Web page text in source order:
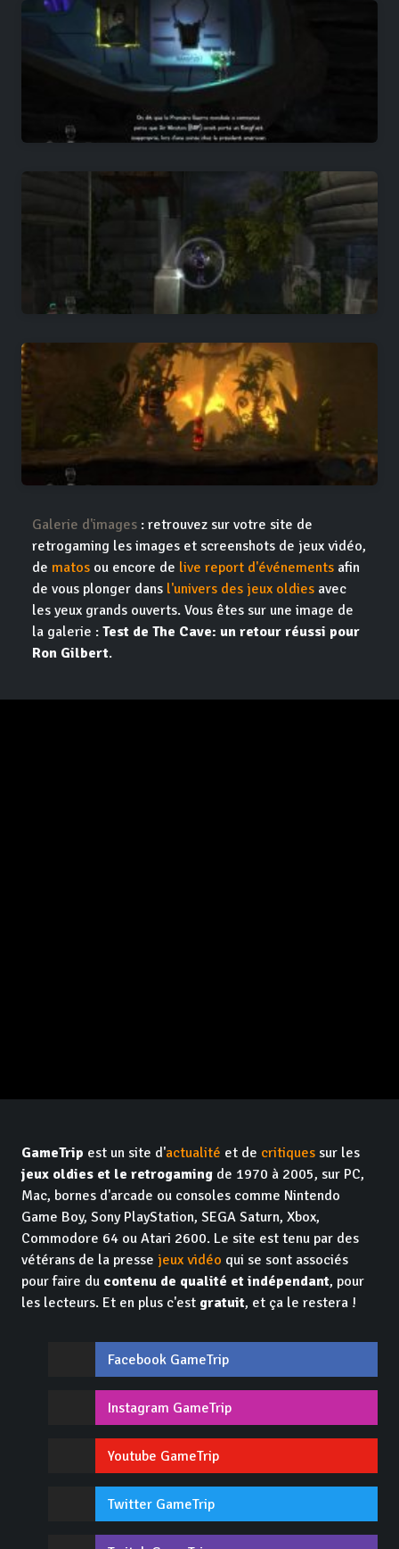
Galerie d'images : retrouvez sur votre site de
retrogaming les images et screenshots de jeux vidéo,
de matos ou encore de live report d'événements afin
de vous plonger dans l'univers des jeux oldies avec
les yeux grands ouverts. Vous êtes sur une image de
la galerie : Test de The Cave: un retour réussi pour
Ron Gilbert.
GameTrip est un site d'actualité et de critiques sur les
jeux oldies et le retrogaming de 1970 à 2005, sur PC,
Mac, bornes d'arcade ou consoles comme Nintendo
Game Boy, Sony PlayStation, SEGA Saturn, Xbox,
Commodore 64 ou Atari 2600. Le site est tenu par des
vétérans de la presse jeux vidéo qui se sont associés
pour faire du contenu de qualité et indépendant, pour
les lecteurs. Et en plus c'est gratuit, et ça le restera !
Facebook GameTrip
Instagram GameTrip
Youtube GameTrip
Twitter GameTrip